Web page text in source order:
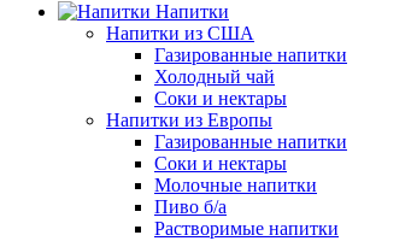
Напитки
Напитки из США
Газированные напитки
Холодный чай
Соки и нектары
Напитки из Европы
Газированные напитки
Соки и нектары
Молочные напитки
Пиво б/а
Растворимые напитки